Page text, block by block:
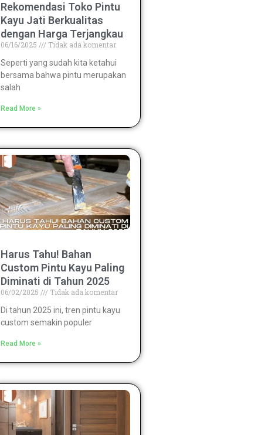
Rekomendasi Toko Pintu
Kayu Jati Berkualitas
dengan Harga Terjangkau
06/16/2025
Tidak ada komentar
Seperti yang sudah kita ketahui
bersama bahwa pintu merupakan
salah
Read More »
Harus Tahu! Bahan
Custom Pintu Kayu Paling
Diminati di Tahun 2025
06/02/2025
Tidak ada komentar
Di tahun 2025 ini, tren pintu kayu
custom semakin populer
Read More »